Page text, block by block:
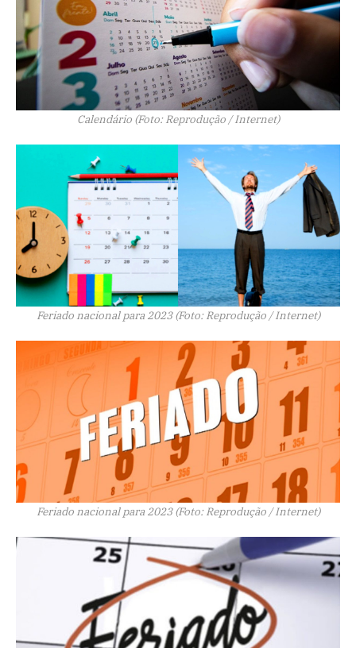
Calendário (Foto: Reprodução / Internet)
Feriado nacional para 2023 (Foto: Reprodução / Internet)
Feriado nacional para 2023 (Foto: Reprodução / Internet)